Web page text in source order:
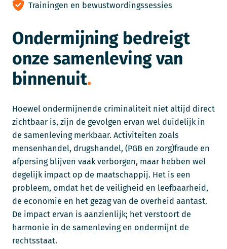
Trainingen en bewustwordingssessies
Ondermijning bedreigt
onze samenleving van
binnenuit
Hoewel ondermijnende criminaliteit niet altijd direct
zichtbaar is, zijn de gevolgen ervan wel duidelijk in
de samenleving merkbaar. Activiteiten zoals
mensenhandel, drugshandel, (PGB en zorg)fraude en
afpersing blijven vaak verborgen, maar hebben wel
degelijk impact op de maatschappij. Het is een
probleem, omdat het de veiligheid en leefbaarheid,
de economie en het gezag van de overheid aantast.
De impact ervan is aanzienlijk; het verstoort de
harmonie in de samenleving en ondermijnt de
rechtsstaat.